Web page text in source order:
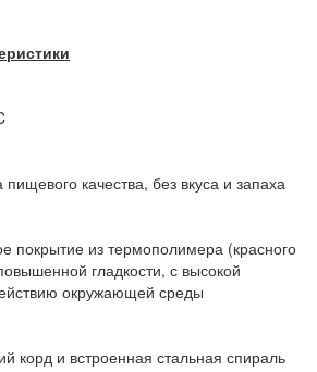
качества, без вкуса и запаха
покрытие из термополимера (красного
гладкости, с высокой
окружающей среды
корд и встроенная стальная спираль